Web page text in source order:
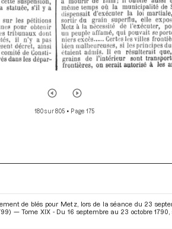
180 sur 805 • Page 175
de blés pour Metz, lors de la séance du 23
— Tome XIX - Du 16 septembre au 23 octobre 1790